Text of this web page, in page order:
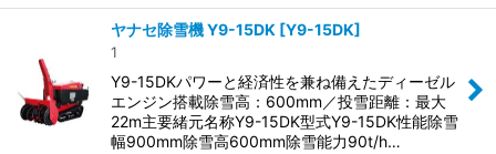
ヤナセ除雪機 Y9-15DK [Y9-15DK]
1
Y9-15DKパワーと経済性を兼ね備えたディーゼル
エンジン搭載除雪高：600mm／投雪距離：最大
22m主要緒元名称Y9-15DK型式Y9-15DK性能除雪
幅900mm除雪高600mm除雪能力90t/h…